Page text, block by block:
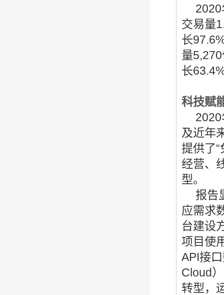
2020
交易量
长
量
长
科技赋
2020
及近年
提供了
经营、
型。
报告
应需求
台建设
项目使
API接
Cloud
转型，